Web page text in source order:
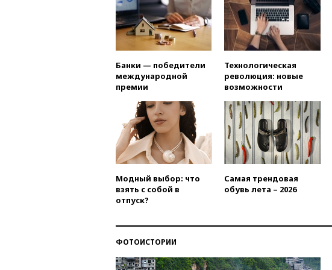
Банки — победители
международной
премии
Технологическая
революция: новые
возможности
Модный выбор: что
взять с собой в
отпуск?
Самая трендовая
обувь лета – 2026
ФОТОИСТОРИИ